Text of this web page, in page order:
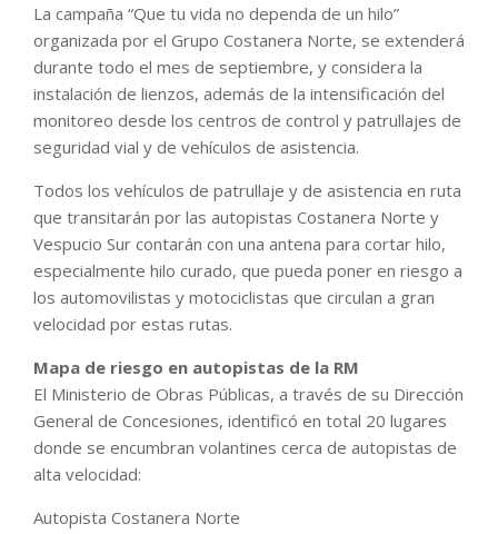
La campaña “Que tu vida no dependa de un hilo”
organizada por el Grupo Costanera Norte, se extenderá
durante todo el mes de septiembre, y considera la
instalación de lienzos, además de la intensificación del
monitoreo desde los centros de control y patrullajes de
seguridad vial y de vehículos de asistencia.
Todos los vehículos de patrullaje y de asistencia en ruta
que transitarán por las autopistas Costanera Norte y
Vespucio Sur contarán con una antena para cortar hilo,
especialmente hilo curado, que pueda poner en riesgo a
los automovilistas y motociclistas que circulan a gran
velocidad por estas rutas.
Mapa de riesgo en autopistas de la RM
El Ministerio de Obras Públicas, a través de su Dirección
General de Concesiones, identificó en total 20 lugares
donde se encumbran volantines cerca de autopistas de
alta velocidad:
Autopista Costanera Norte